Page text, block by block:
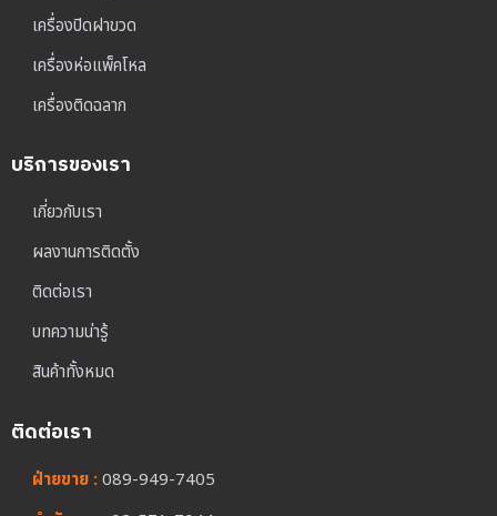
เครื่องปิดฝาขวด
เครื่องห่อแพ็คโหล
เครื่องติดฉลาก
บริการของเรา
เกี่ยวกับเรา
ผลงานการติดตั้ง
ติดต่อเรา
บทความน่ารู้
สินค้าทั้งหมด
ติดต่อเรา
ฝ่ายขาย :089-949-7405